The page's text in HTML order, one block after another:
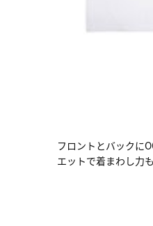
フロントとバックに
エットで着まわし力も